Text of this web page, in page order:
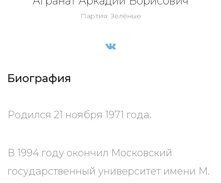
Партия: Зелёные
Биография
Родился 21 ноября 1971 года.
В 1994 году окончил Московский
государственный университет имени М.